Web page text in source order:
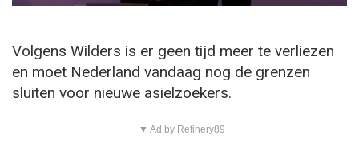
Volgens Wilders is er geen tijd meer te verliezen
en moet Nederland vandaag nog de grenzen
sluiten voor nieuwe asielzoekers.
▼ Ad by Refinery89